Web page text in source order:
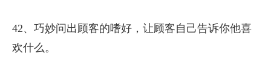
42、巧妙问出顾客的嗜好，让顾客自己告诉你他喜
欢什么。